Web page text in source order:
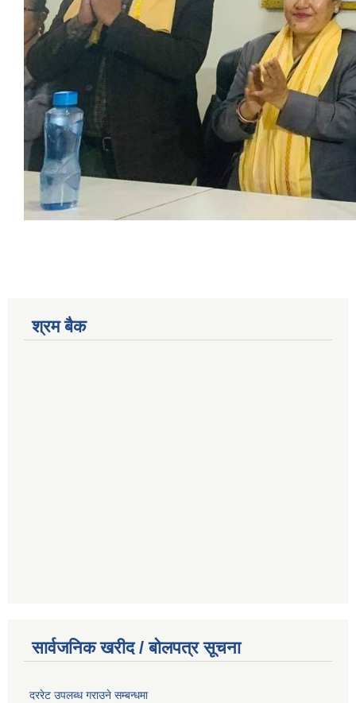
श्रम बैक
सार्वजनिक खरीद / बोलपत्र सूचना
दररेट उपलब्ध गराउने सम्बन्धमा